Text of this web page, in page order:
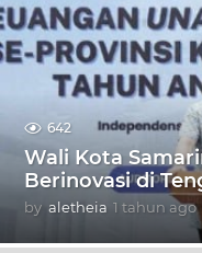
642
Wali Kota
Berinovasi di
by aletheia 1 tahun ago1
t